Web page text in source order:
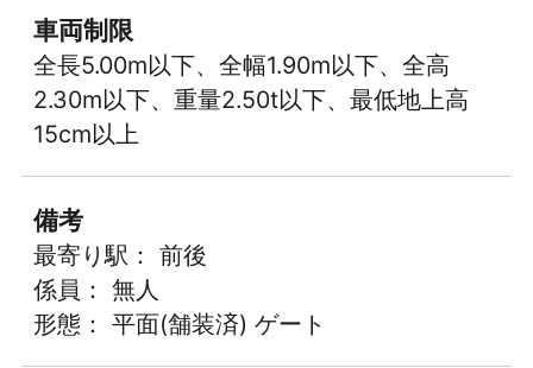
車両制限
全長5.00m以下、全幅1.90m以下、全高
2.30m以下、重量2.50t以下、最低地上高
15cm以上
備考
最寄り駅： 前後
係員： 無人
形態： 平面(舗装済) ゲート